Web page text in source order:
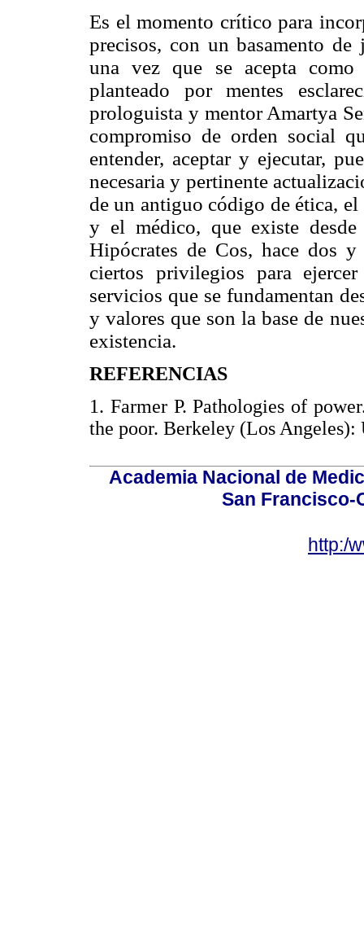
Es el momento crítico para
precisos, con un basamento
una vez que se acepta
planteado por mentes
prologuista y mentor Amartya
compromiso de orden social
entender, aceptar y ejecutar,
necesaria y pertinente
de un antiguo código de ética,
y el médico, que existe
Hipócrates de Cos, hace dos
ciertos privilegios para
servicios que se fundamentan
y valores que son la base de
existencia.
REFERENCIAS
1. Farmer P. Pathologies of
the poor. Berkeley (Los
Academia Nacional de
San Francisco-
http:/